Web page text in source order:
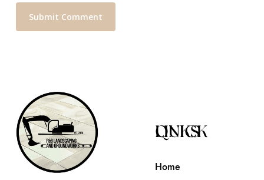
QUICK LINKS
Home